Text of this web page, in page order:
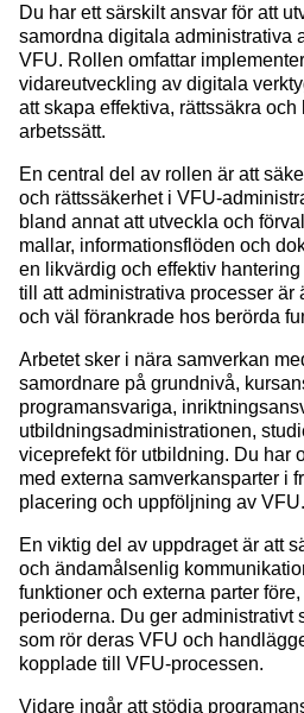
Du har ett särskilt ansvar för att
samordna digitala administrativa
VFU. Rollen omfattar
vidareutveckling av digitala
att skapa effektiva, rättssäkra
arbetssätt.
En central del av rollen är att
och rättssäkerhet i VFU-
bland annat att utveckla och
mallar, informationsflöden och
en likvärdig och effektiv
till att administrativa processer
och väl förankrade hos berörda
Arbetet sker i nära samverkan
samordnare på grundnivå,
programansvariga,
utbildningsadministrationen,
viceprefekt för utbildning. Du har
med externa samverkansparter i
placering och uppföljning av VFU.
En viktig del av uppdraget är att
och ändamålsenlig
funktioner och externa parter
perioderna. Du ger administrativt
som rör deras VFU och
kopplade till VFU-processen.
Vidare ingår att stödja